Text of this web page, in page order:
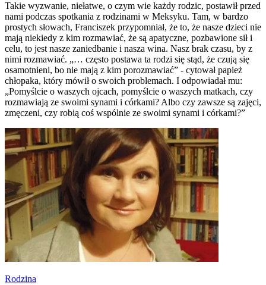
Takie wyzwanie, niełatwe, o czym wie każdy rodzic, postawił przed
nami podczas spotkania z rodzinami w Meksyku. Tam, w bardzo
prostych słowach, Franciszek przypomniał, że to, że nasze dzieci nie
mają niekiedy z kim rozmawiać, że są apatyczne, pozbawione sił i
celu, to jest nasze zaniedbanie i nasza wina. Nasz brak czasu, by z
nimi rozmawiać. „… często postawa ta rodzi się stąd, że czują się
osamotnieni, bo nie mają z kim porozmawiać” - cytował papież
chłopaka, który mówił o swoich problemach. I odpowiadał mu:
„Pomyślcie o waszych ojcach, pomyślcie o waszych matkach, czy
rozmawiają ze swoimi synami i córkami? Albo czy zawsze są zajęci,
zmęczeni, czy robią coś wspólnie ze swoimi synami i córkami?”
Rodzina